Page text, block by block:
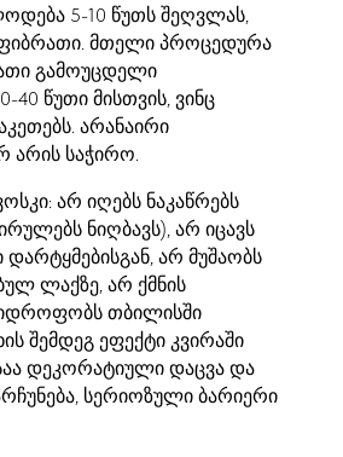
5-10 წუთს შეღვლას,
მთელი პროცედურა
გამოუცდელი
წუთი მისთვის, ვინც
არანაირი
არის საჭირო.
არ იღებს ნაკაწრებს
ნიღბავს), არ იცავს
დარტყმებისგან, არ მუშაობს
ლაქზე, არ ქმნის
თბილისში
შემდეგ ეფექტი კვირაში
დეკორატიული დაცვა და
სერიოზული ბარიერი